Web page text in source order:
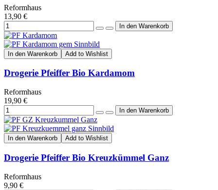
Reformhaus
13,90 €
In den Warenkorb Add to Wishlist
Drogerie Pfeiffer Bio Kardamom
Reformhaus
19,90 €
In den Warenkorb Add to Wishlist
Drogerie Pfeiffer Bio Kreuzkümmel Ganz
Reformhaus
9,90 €